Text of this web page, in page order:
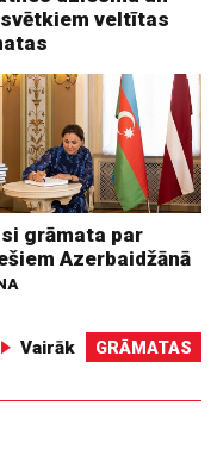
veltītas
grāmata par
Azerbaidžānā
Vairāk GRĀMATAS